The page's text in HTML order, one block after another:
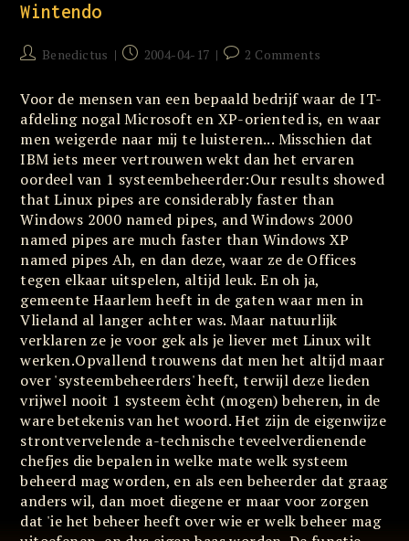
Wintendo
PostBenedictus
Post2004-04-17
Post2 Comments
Voor de mensen van een bepaald bedrijf waar de IT-
afdeling nogal Microsoft en XP-oriented is, en waar
men weigerde naar mij te luisteren... Misschien dat
IBM iets meer vertrouwen wekt dan het ervaren
oordeel van 1 systeembeheerder:Our results showed
that Linux pipes are considerably faster than
Windows 2000 named pipes, and Windows 2000
named pipes are much faster than Windows XP
named pipes Ah, en dan deze, waar ze de Offices
tegen elkaar uitspelen, altijd leuk. En oh ja,
gemeente Haarlem heeft in de gaten waar men in
Vlieland al langer achter was. Maar natuurlijk
verklaren ze je voor gek als je liever met Linux wilt
werken.Opvallend trouwens dat men het altijd maar
over 'systeembeheerders' heeft, terwijl deze lieden
vrijwel nooit 1 systeem ècht (mogen) beheren, in de
ware betekenis van het woord. Het zijn de eigenwijze
strontvervelende a-technische teveelverdienende
chefjes die bepalen in welke mate welk systeem
beheerd mag worden, en als een beheerder dat graag
anders wil, dan moet diegene er maar voor zorgen
dat 'ie het beheer heeft over wie er welk beheer mag